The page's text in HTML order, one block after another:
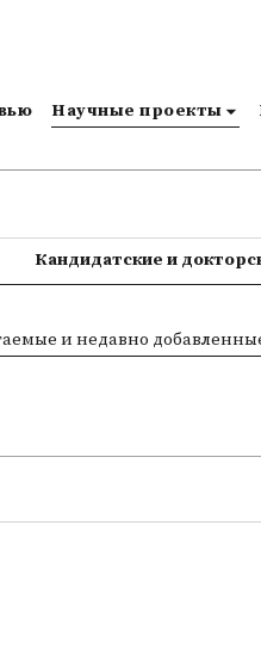
Научные проекты
Кандидатские и
и недавно